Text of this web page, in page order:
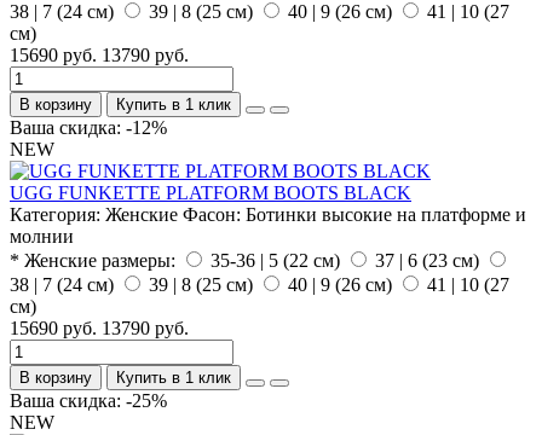
38 | 7 (24 см)
39 | 8 (25 см) 40 | 9 (26 см)
41 | 10 (27
см)
15690 руб. 13790 руб.
В корзину Купить в 1 клик
Ваша скидка: -12%
NEW
UGG FUNKETTE PLATFORM BOOTS BLACK
Категория: Женские Фасон: Ботинки высокие на платформе и
молнии
* Женские размеры:
35-36 | 5 (22 см)
37 | 6 (23 см)
38 | 7 (24 см)
39 | 8 (25 см) 40 | 9 (26 см)
41 | 10 (27
см)
15690 руб. 13790 руб.
В корзину Купить в 1 клик
Ваша скидка: -25%
NEW